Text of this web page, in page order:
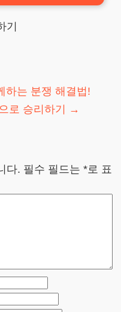
기
하는 분쟁 해결법!
로 승리하기
→
다. 필수 필드는 *로 표